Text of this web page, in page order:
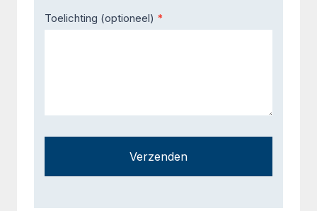
Toelichting (optioneel) *
Verzenden